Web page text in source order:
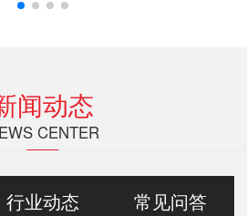
闻动态
CENTER
行业动态 常见问答